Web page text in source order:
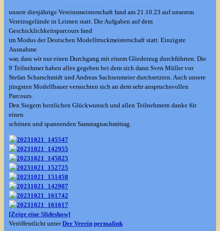
unsere diesjährige Vereinsmeisterschaft fand am 21.10.23 auf unserem
Vereinsgelände in Leimen statt. Die Aufgaben auf dem
Geschicklichkeitsparcours fand
im Modus der Deutschen Modelltruckmeisterschaft statt. Einzigste
Ausnahme
war, dass wir nur einen Durchgang mit einem Gliederzug durchführten. Die
9 Teilnehmer haben alles gegeben bei dem sich dann Sven Müller vor
Stefan Scharschmidt und Andreas Sachsenmeier durchsetzten. Auch unsere
jüngsten Modellbauer versuchten sich an dem sehr anspruchsvollen
Parcours.
Den Siegern herzlichen Glückwunsch und allen Teilnehmern danke für
einen
schönen und spannenden Samstagnachmittag.
[Zeige eine Slideshow]
Veröffentlicht unter Der Verein permalink